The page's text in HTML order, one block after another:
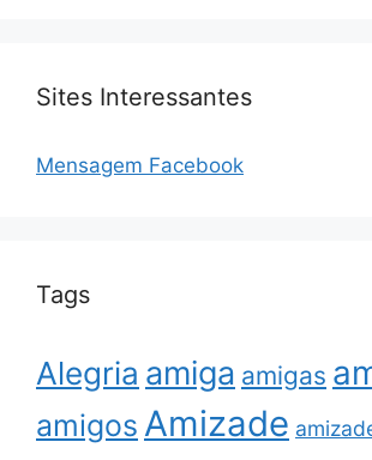
Sites Interessantes
Mensagem Facebook
Tags
Alegria amiga amigas
amigos Amizade